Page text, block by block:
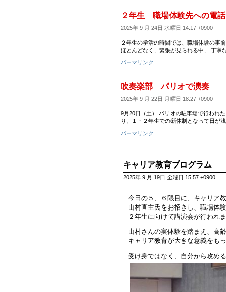
２年生 職場体験先への電話
2025年 9 月 24日 水曜日 14:17 +0900
２年生の学活の時間では、職場体験の事
ほとんどなく、緊張が見られる中、 丁寧
パーマリンク
吹奏楽部 パリオで演奏
2025年 9 月 22日 月曜日 18:27 +0900
9月20日（土） パリオの駐車場で行われ
り、１・２年生での新体制となって日が
パーマリンク
キャリア教育プログラム
2025年 9 月 19日 金曜日 15:57 +0900
今日の５、６限目に、キャリア
山村直主氏をお招きし、職場体
２年生に向けて講演会が行われ
山村さんの実体験を踏まえ、高
キャリア教育が大きな意義をも
受け身ではなく、自分から攻め